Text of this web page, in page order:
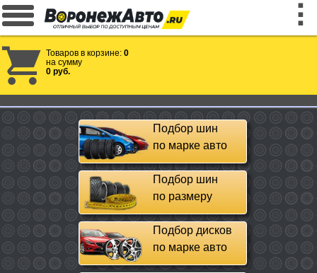
Товаров в корзине: 0
на сумму
0 руб.
Подбор шин
по марке авто
Подбор шин
по размеру
Подбор дисков
по марке авто